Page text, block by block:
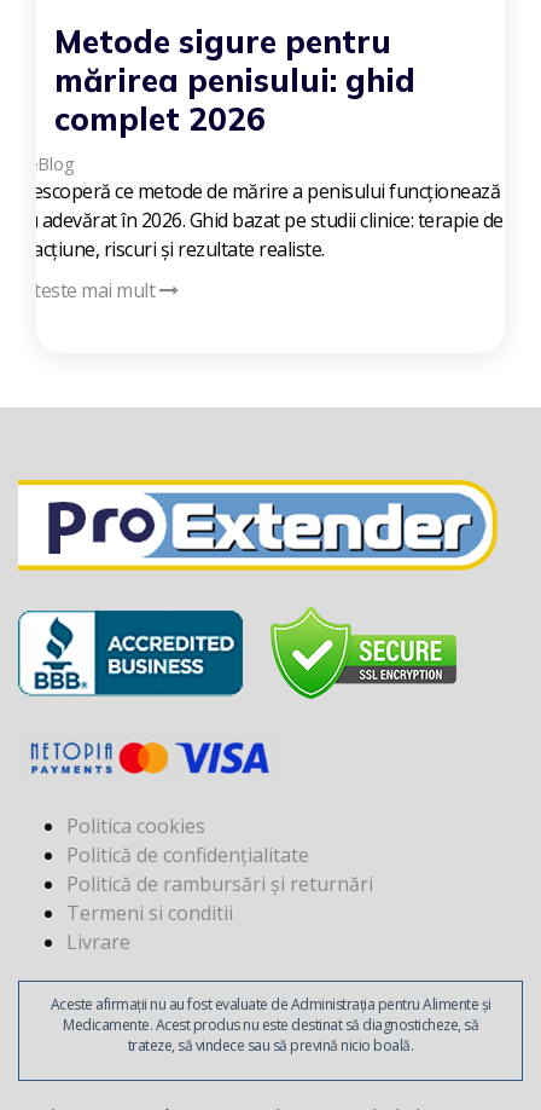
Metode sigure pentru
mărirea penisului: ghid
complet 2026
Blog
Descoperă ce metode de mărire a penisului funcționează
cu adevărat în 2026. Ghid bazat pe studii clinice: terapie de
tracțiune, riscuri și rezultate realiste.
Citeste mai mult
Politica cookies
Politică de confidențialitate
Politică de rambursări și returnări
Termeni si conditii
Livrare
Aceste afirmații nu au fost evaluate de Administrația pentru Alimente și
Medicamente. Acest produs nu este destinat să diagnosticheze, să
trateze, să vindece sau să prevină nicio boală.